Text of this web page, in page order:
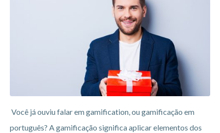
Você já ouviu falar em gamification, ou gamificação em
português? A gamificação significa aplicar elementos dos